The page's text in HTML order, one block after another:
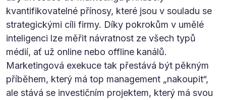
kvantifikovatelné přínosy, které jsou v souladu se
strategickými cíli firmy. Díky pokrokům v umělé
inteligenci lze měřit návratnost ze všech typů
médií, ať už online nebo offline kanálů.
Marketingová exekuce tak přestává být pěkným
příběhem, který má top management „nakoupit“,
ale stává se investičním projektem, který má svou